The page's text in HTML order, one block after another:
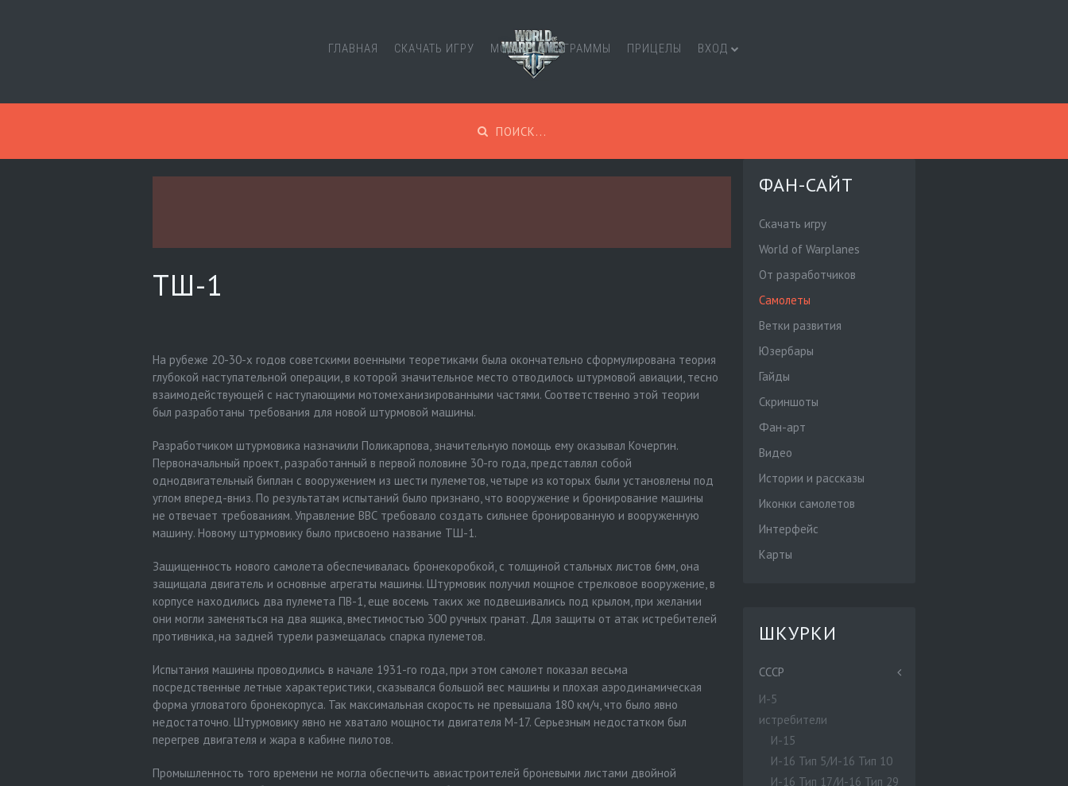
ГЛАВНАЯ СКАЧАТЬ ИГРУ МОДЫ ПРОГРАММЫ ПРИЦЕЛЫ ВХОД
ТШ-1
На рубеже 20-30-х годов советскими военными теоретиками была окончательно сформулирована теория
глубокой наступательной операции, в которой значительное место отводилось штурмовой авиации, тесно
взаимодействующей с наступающими мотомеханизированными частями. Соответственно этой теории
был разработаны требования для новой штурмовой машины.
Разработчиком штурмовика назначили Поликарпова, значительную помощь ему оказывал Кочергин.
Первоначальный проект, разработанный в первой половине 30-го года, представлял собой
однодвигательный биплан с вооружением из шести пулеметов, четыре из которых были установлены под
углом вперед-вниз. По результатам испытаний было признано, что вооружение и бронирование машины
не отвечает требованиям. Управление ВВС требовало создать сильнее бронированную и вооруженную
машину. Новому штурмовику было присвоено название ТШ-1.
Защищенность нового самолета обеспечивалась бронекоробкой, с толщиной стальных листов 6мм, она
защищала двигатель и основные агрегаты машины. Штурмовик получил мощное стрелковое вооружение, в
корпусе находились два пулемета ПВ-1, еще восемь таких же подвешивались под крылом, при желании
они могли заменяться на два ящика, вместимостью 300 ручных гранат. Для защиты от атак истребителей
противника, на задней турели размещалась спарка пулеметов.
Испытания машины проводились в начале 1931-го года, при этом самолет показал весьма
посредственные летные характеристики, сказывался большой вес машины и плохая аэродинамическая
форма угловатого бронекорпуса. Так максимальная скорость не превышала 180 км/ч, что было явно
недостаточно. Штурмовику явно не хватало мощности двигателя М-17. Серьезным недостатком был
перегрев двигателя и жара в кабине пилотов.
Промышленность того времени не могла обеспечить авиастроителей броневыми листами двойной
ФАН-САЙТ
Скачать игру
World of Warplanes
От разработчиков
Cамолеты
Ветки развития
Юзербары
Гайды
Скриншоты
Фан-арт
Видео
Истории и рассказы
Иконки самолетов
Интерфейс
Карты
ШКУРКИ
СССР
И-5
истребители
И-15
И-16 Тип 5/И-16 Тип 10
И-16 Тип 17/И-16 Тип 29